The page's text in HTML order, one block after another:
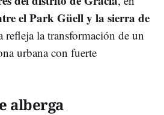
el Park Güell y la sierra de
refleja la transformación de un
urbana con fuerte
alberga